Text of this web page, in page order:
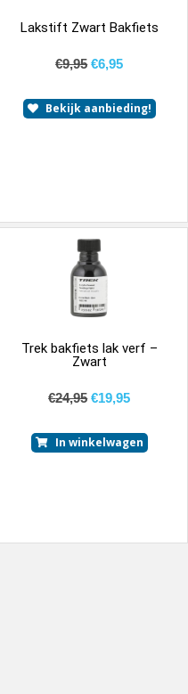
Lakstift Zwart Bakfiets
€9,95 €6,95
Bekijk aanbieding!
Trek bakfiets lak verf –
Zwart
€24,95 €19,95
In winkelwagen